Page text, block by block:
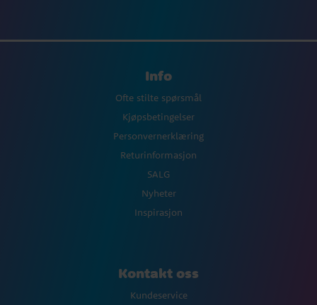
Info
Ofte stilte spørsmål
Kjøpsbetingelser
Personvernerklæring
Returinformasjon
SALG
Nyheter
Inspirasjon
Kontakt oss
Kundeservice